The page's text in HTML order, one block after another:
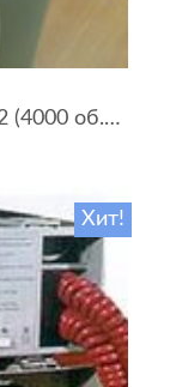
Центрифуга лабораторная СМ-12 (4000 об.мин, 12 пробирок)
Хит!